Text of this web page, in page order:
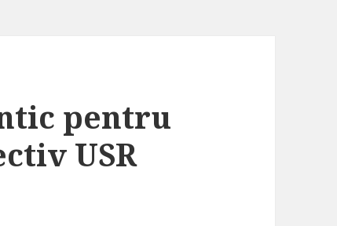
pentru
USR